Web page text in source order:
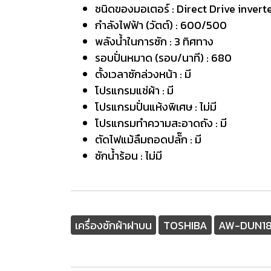
ชนิดของมอเตอร์ : Direct Drive
กำลังไฟฟ้า (วัตต์) : 600/500
พลังน้ำในการซัก : 3 ทิศทาง
รอบปั่นหมาด (รอบ/นาที) : 680
ตั้งเวลาซักล่วงหน้า : มี
โปรแกรมแช่ผ้า : มี
โปรแกรมปั่นแห้งพิเศษ : ไม่มี
โปรแกรมทำความสะอาดถัง : มี
ตัดไฟแม้ลืมถอดปลั๊ก : มี
ซักน้ำร้อน : ไม่มี
เครื่องซักผ้าฝาบน TOSHIBA AW-